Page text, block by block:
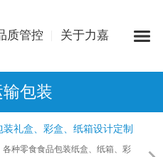
质管控 关于力嘉
包装
装礼盒、彩盒、纸箱设计定制
各种零食食品包装纸盒、纸箱、彩